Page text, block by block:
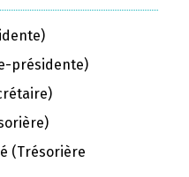
présidente)
(Trésorière